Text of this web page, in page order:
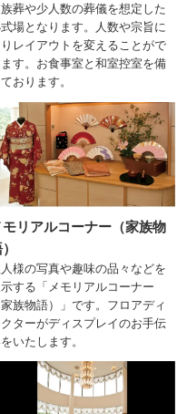
葬や少人数の葬儀を想定した
場となります。人数や宗旨に
レイアウトを変えることがで
ます。お食事室と和室控室を備
おります。
モリアルコーナー（家族物
様の写真や趣味の品々などを
示する「メモリアルコーナー
家族物語）」です。フロアディ
クターがディスプレイのお手伝
いたします。